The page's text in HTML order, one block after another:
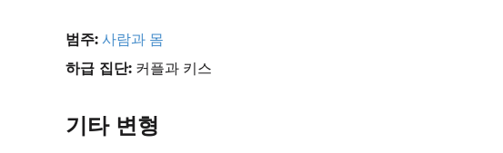
범주: 사람과 몸
하급 집단: 커플과 키스
기타 변형